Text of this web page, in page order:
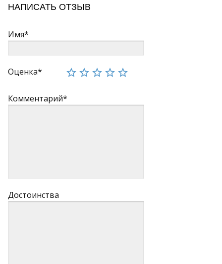
НАПИСАТЬ ОТЗЫВ
Имя*
Оценка*
Комментарий*
Достоинства